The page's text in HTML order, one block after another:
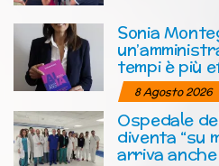
Sonia
tempi è più
8 Agosto 2026
Ospedale
diventa “su
arriva anche